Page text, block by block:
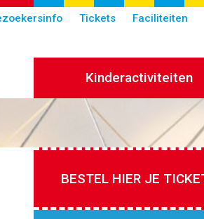
Tickets Faciliteiten
Kinderactiviteiten
BESTEL HIER JE